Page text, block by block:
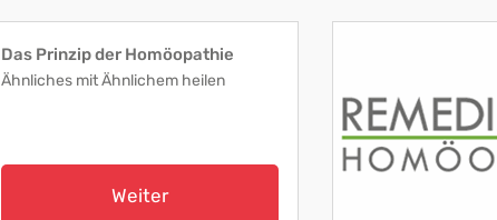
Das Prinzip der Homöopathie
Ähnliches mit Ähnlichem heilen
Weiter